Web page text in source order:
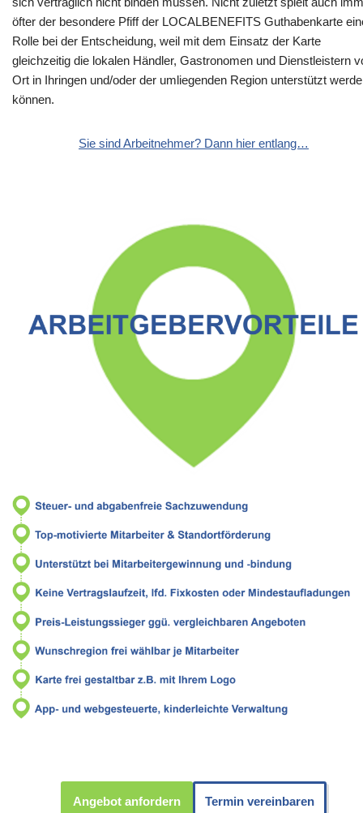
öfter der besondere Pfiff der LOCALBENEFITS Guthabenkarte
Rolle bei der Entscheidung, weil mit dem Einsatz der Karte
gleichzeitig die lokalen Händler, Gastronomen und Dienstleistern
Ort in Ihringen und/oder der umliegenden Region unterstützt
können.
Sie sind Arbeitnehmer? Dann hier entlang…
Angebot anfordern Termin vereinbaren